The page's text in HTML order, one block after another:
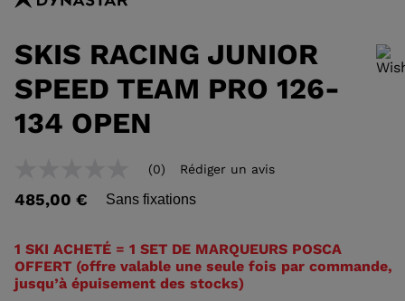
RANDONNÉE
DE
SKIS RACING JUNIOR
SPEED TEAM PRO 126-
134 OPEN
Pour ajouter un produit à la liste de souhaits, veuillez sélectionner une
de
sur
la
même
page.
(0) Rédiger un avis
485,00 € Sans fixations
1 SKI ACHETÉ = 1 SET DE MARQUEURS POSCA
OFFERT (offre valable une seule fois par commande,
jusqu’à épuisement des stocks)